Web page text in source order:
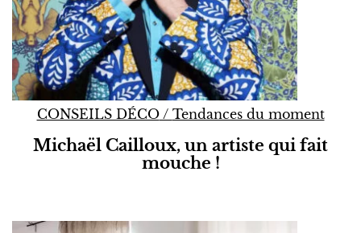
CONSEILS DÉCO/ Tendances du moment
Michaël Cailloux, un artiste qui fait
mouche !